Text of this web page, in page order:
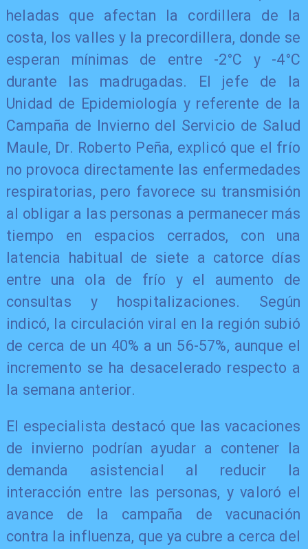
heladas que afectan la cordillera de la
costa, los valles y la precordillera, donde se
esperan mínimas de entre -2°C y -4°C
durante las madrugadas. El jefe de la
Unidad de Epidemiología y referente de la
Campaña de Invierno del Servicio de Salud
Maule, Dr. Roberto Peña, explicó que el frío
no provoca directamente las enfermedades
respiratorias, pero favorece su transmisión
al obligar a las personas a permanecer más
tiempo en espacios cerrados, con una
latencia habitual de siete a catorce días
entre una ola de frío y el aumento de
consultas y hospitalizaciones. Según
indicó, la circulación viral en la región subió
de cerca de un 40% a un 56-57%, aunque el
incremento se ha desacelerado respecto a
la semana anterior.
El especialista destacó que las vacaciones
de invierno podrían ayudar a contener la
demanda asistencial al reducir la
interacción entre las personas, y valoró el
avance de la campaña de vacunación
contra la influenza, que ya cubre a cerca del